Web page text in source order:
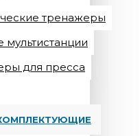
тренажеры
мультистанции
для пресса